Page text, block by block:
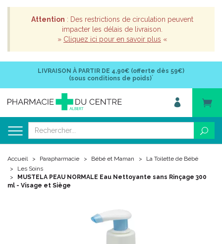
Attention : Des restrictions de circulation peuvent
impacter les délais de livraison.
» Cliquez ici pour en savoir plus «
LIVRAISON À PARTIR DE 4,90€ (offerte dès 59€)
(sous conditions de poids)*
Accueil Parapharmacie Bébé et Maman
La Toilette de Bébé
Les Soins
MUSTELA PEAU NORMALE Eau Nettoyante sans Rinçage 300
ml - Visage et Siège